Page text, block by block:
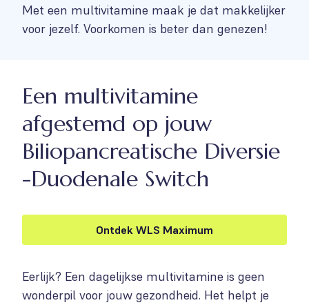
Met een multivitamine maak je dat makkelijker
voor jezelf. Voorkomen is beter dan genezen!
Een multivitamine
afgestemd op jouw
Biliopancreatische Diversie
-Duodenale Switch
Eerlijk? Een dagelijkse multivitamine is geen
wonderpil voor jouw gezondheid. Het helpt je
Ontdek WLS Maximum